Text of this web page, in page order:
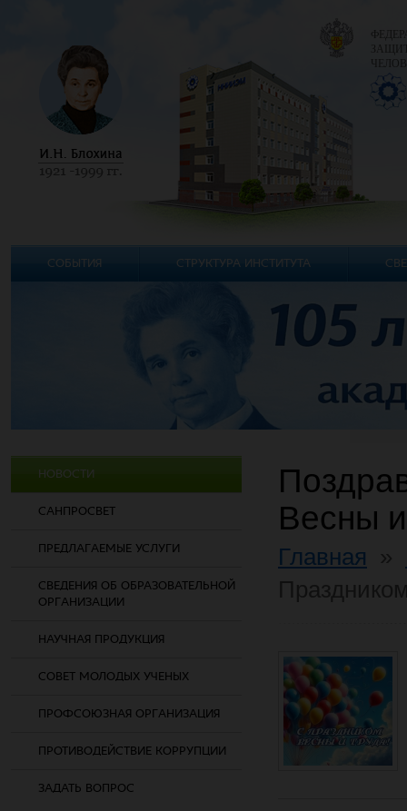
НОВОСТИ
САНПРОСВЕТ
ПРЕДЛАГАЕМЫЕ УСЛУГИ
СВЕДЕНИЯ ОБ ОБРАЗОВАТЕЛЬНОЙ
ОРГАНИЗАЦИИ
НАУЧНАЯ ПРОДУКЦИЯ
СОВЕТ МОЛОДЫХ УЧЕНЫХ
ПРОФСОЮЗНАЯ ОРГАНИЗАЦИЯ
ПРОТИВОДЕЙСТВИЕ КОРРУПЦИИ
ЗАДАТЬ ВОПРОС
Весны
Главная
СОБЫТИЯ СТРУКТУРА ИНСТИТУТА